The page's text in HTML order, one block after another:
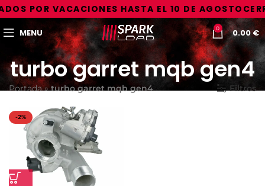
POR VACACIONES HASTA EL 10 DE AGOSTO
MENU 0 0.00€
turbo garret mqb gen4
Portada»turbo garret mqb gen4 Filtros
-2%